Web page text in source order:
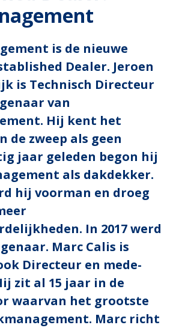
is de nieuwe
Dealer. Jeroen
is Technisch Directeur
van
Hij kent het
de zweep als geen
jaar geleden begon hij
als dakdekker.
hij voorman en droeg
In 2017 werd
Marc Calis is
Directeur en mede-
zit al 15 jaar in de
waarvan het grootste
Marc richt